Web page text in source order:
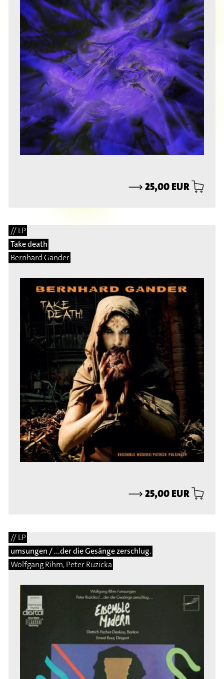
⟶25,00 EUR
// LP
Take death
Bernhard Gander
⟶25,00 EUR
// LP
umsungen / ...der die Gesänge zerschlug.
Wolfgang Rihm, Peter Ruzicka